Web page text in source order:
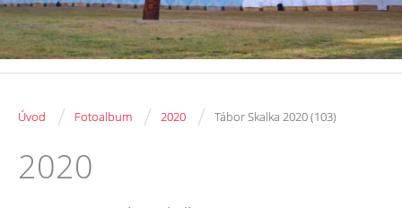
Úvod / Fotoalbum / 2020 / Tábor Skalka 2020 (103)
2020